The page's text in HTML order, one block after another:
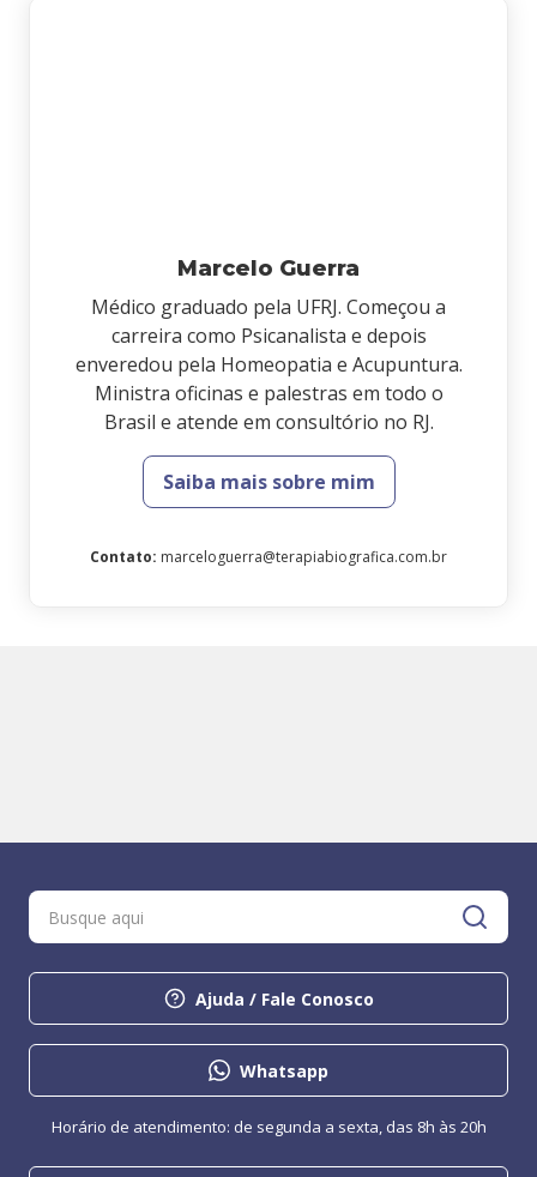
Marcelo Guerra
Médico graduado pela UFRJ. Começou a
carreira como Psicanalista e depois
enveredou pela Homeopatia e Acupuntura.
Ministra oficinas e palestras em todo o
Brasil e atende em consultório no RJ.
Saiba mais sobre mim
Contato: marceloguerra@terapiabiografica.com.br
Ajuda / Fale Conosco
Whatsapp
Horário de atendimento: de segunda a sexta, das 8h às 20h